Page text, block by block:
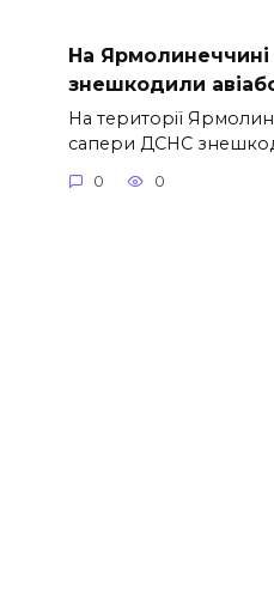
На
знешкодили
На території
сапери ДСНС
0 0